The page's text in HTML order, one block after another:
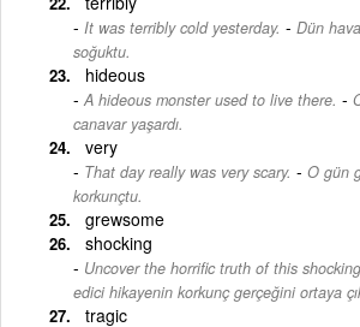
It was terribly cold yesterday. - Dün
soğuktu.
hideous
A hideous monster used to live there. -
canavar yaşardı.
very
That day really was very scary. - O gün
korkunçtu.
grewsome
shocking
Uncover the horrific truth of this
edici hikayenin korkunç gerçeğini ortaya
tragic